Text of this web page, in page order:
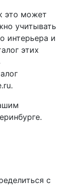
это может
учитывать
интерьера и
этих
с